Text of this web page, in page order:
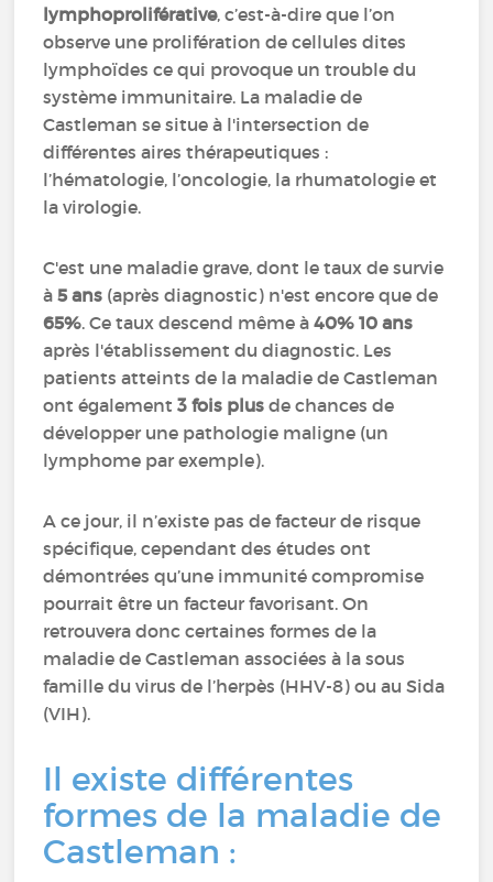
lymphoproliférative, c’est-à-dire que l’on
observe une prolifération de cellules dites
lymphoïdes ce qui provoque un trouble du
système immunitaire. La maladie de
Castleman se situe à l'intersection de
différentes aires thérapeutiques :
l’hématologie, l’oncologie, la rhumatologie et
la virologie.
C'est une maladie grave, dont le taux de survie
à5 ans (après diagnostic) n'est encore que de
65%. Ce taux descend même à40% 10 ans
après l'établissement du diagnostic. Les
patients atteints de la maladie de Castleman
ont également3 fois plus de chances de
développer une pathologie maligne (un
lymphome par exemple).
A ce jour, il n’existe pas de facteur de risque
spécifique, cependant des études ont
démontrées qu’une immunité compromise
pourrait être un facteur favorisant. On
retrouvera donc certaines formes de la
maladie de Castleman associées à la sous
famille du virus de l’herpès (HHV-8) ou au Sida
(VIH).
Il existe différentes
formes de la maladie de
Castleman :